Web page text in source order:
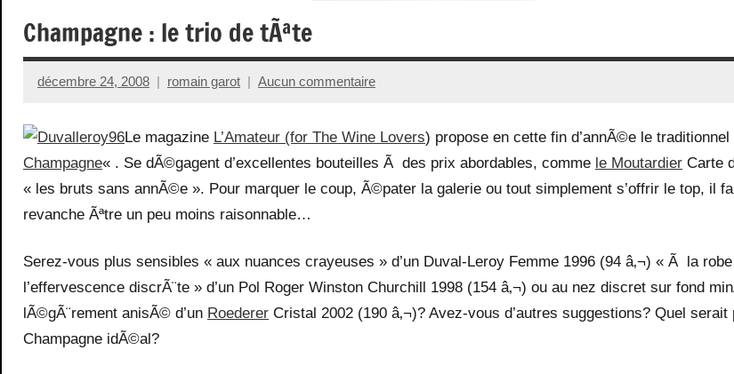
Champagne : le trio de tÃªte
décembre 24, 2008 romain garot Aucun commentaire
Le magazine L’Amateur (for The Wine Lovers) propose en cette fin d’annÃ©e le
Champagne« . Se dÃ©gagent d’excellentes bouteilles Ã des prix abordables, comme le Moutardier Carte
« les bruts sans annÃ©e ». Pour marquer le coup, Ã©pater la galerie ou tout simplement s’offrir le top, il
revanche Ãªtre un peu moins raisonnable…
Serez-vous plus sensibles « aux nuances crayeuses » d’un Duval-Leroy Femme 1996 (94 â‚¬) « Ã la
l’effervescence discrÃ¨te » d’un Pol Roger Winston Churchill 1998 (154 â‚¬) ou au nez discret sur fond
lÃ©gÃ¨rement anisÃ© d’un Roederer Cristal 2002 (190 â‚¬)? Avez-vous d’autres suggestions? Quel
Champagne idÃ©al?